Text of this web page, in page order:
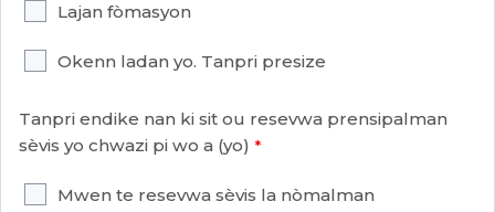
Lajan fòmasyon
Okenn ladan yo. Tanpri presize
Tanpri endike nan ki sit ou resevwa prensipalman
sèvis yo chwazi pi wo a (yo)
Mwen te resevwa sèvis la nòmalman